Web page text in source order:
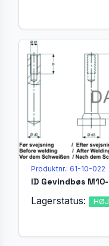
Produktnr.: 61-10-022
Lagerstatus: HØJ